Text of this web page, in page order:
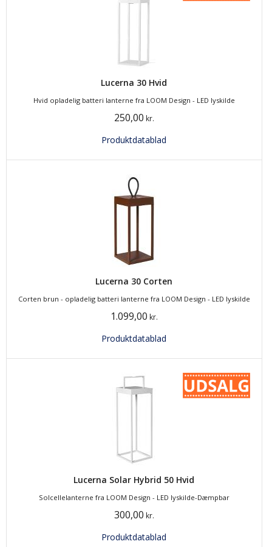
Lucerna 30 Hvid
Hvid opladelig batteri lanterne fra LOOM Design - LED lyskilde
250,00 kr.
Produktdatablad
Lucerna 30 Corten
Corten brun - opladelig batteri lanterne fra LOOM Design - LED lyskilde
1.099,00 kr.
Produktdatablad
Lucerna Solar Hybrid 50 Hvid
Solcellelanterne fra LOOM Design - LED lyskilde-Dæmpbar
300,00 kr.
Produktdatablad